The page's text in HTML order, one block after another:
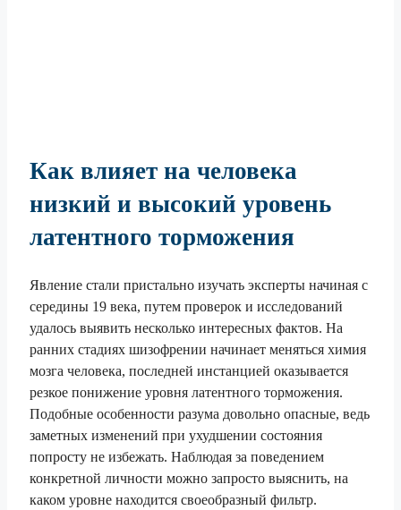
Как влияет на человека
низкий и высокий уровень
латентного торможения
Явление стали пристально изучать эксперты начиная с
середины 19 века, путем проверок и исследований
удалось выявить несколько интересных фактов. На
ранних стадиях шизофрении начинает меняться химия
мозга человека, последней инстанцией оказывается
резкое понижение уровня латентного торможения.
Подобные особенности разума довольно опасные, ведь
заметных изменений при ухудшении состояния
попросту не избежать. Наблюдая за поведением
конкретной личности можно запросто выяснить, на
каком уровне находится своеобразный фильтр.